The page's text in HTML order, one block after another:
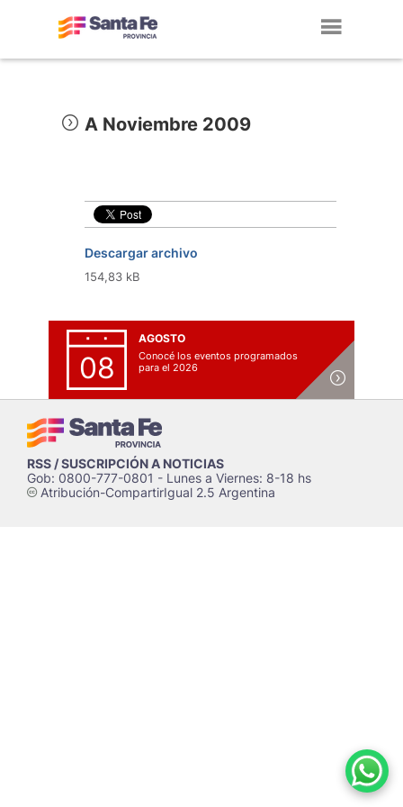
A Noviembre 2009
Descargar archivo
154,83 kB
08
AGOSTO
Conocé los eventos programados
para el 2026
RSS / SUSCRIPCIÓN A NOTICIAS
Gob: 0800-777-0801 - Lunes a Viernes: 8-18 hs
cAtribución-CompartirIgual 2.5 Argentina